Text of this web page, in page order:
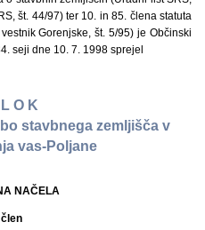
št. 44/97) ter 10. in 85. člena statuta
Gorenjske, št. 5/95) je Občinski
seji dne 10. 7. 1998 sprejel
O K
stavbnega zemljišča v
vas-Poljane
NAČELA